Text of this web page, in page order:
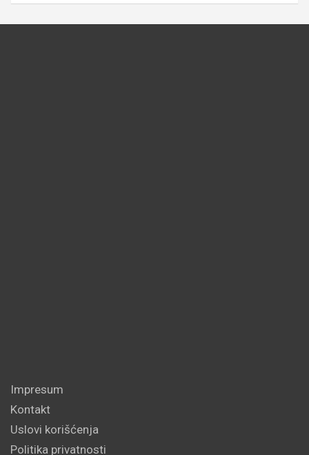
Impresum
Kontakt
Uslovi korišćenja
Politika privatnosti